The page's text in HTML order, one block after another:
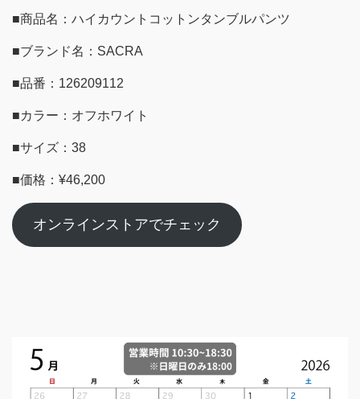
■商品名：ハイカウントコットンタンブルパンツ
■ブランド名：SACRA
■品番：126209112
■カラー：オフホワイト
■サイズ：38
■価格：¥46,200
オンラインストアでチェック